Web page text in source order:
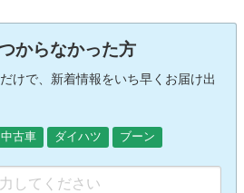
からなかった方
けで、新着情報をいち早くお届け出
中古車 ダイハツ ブーン